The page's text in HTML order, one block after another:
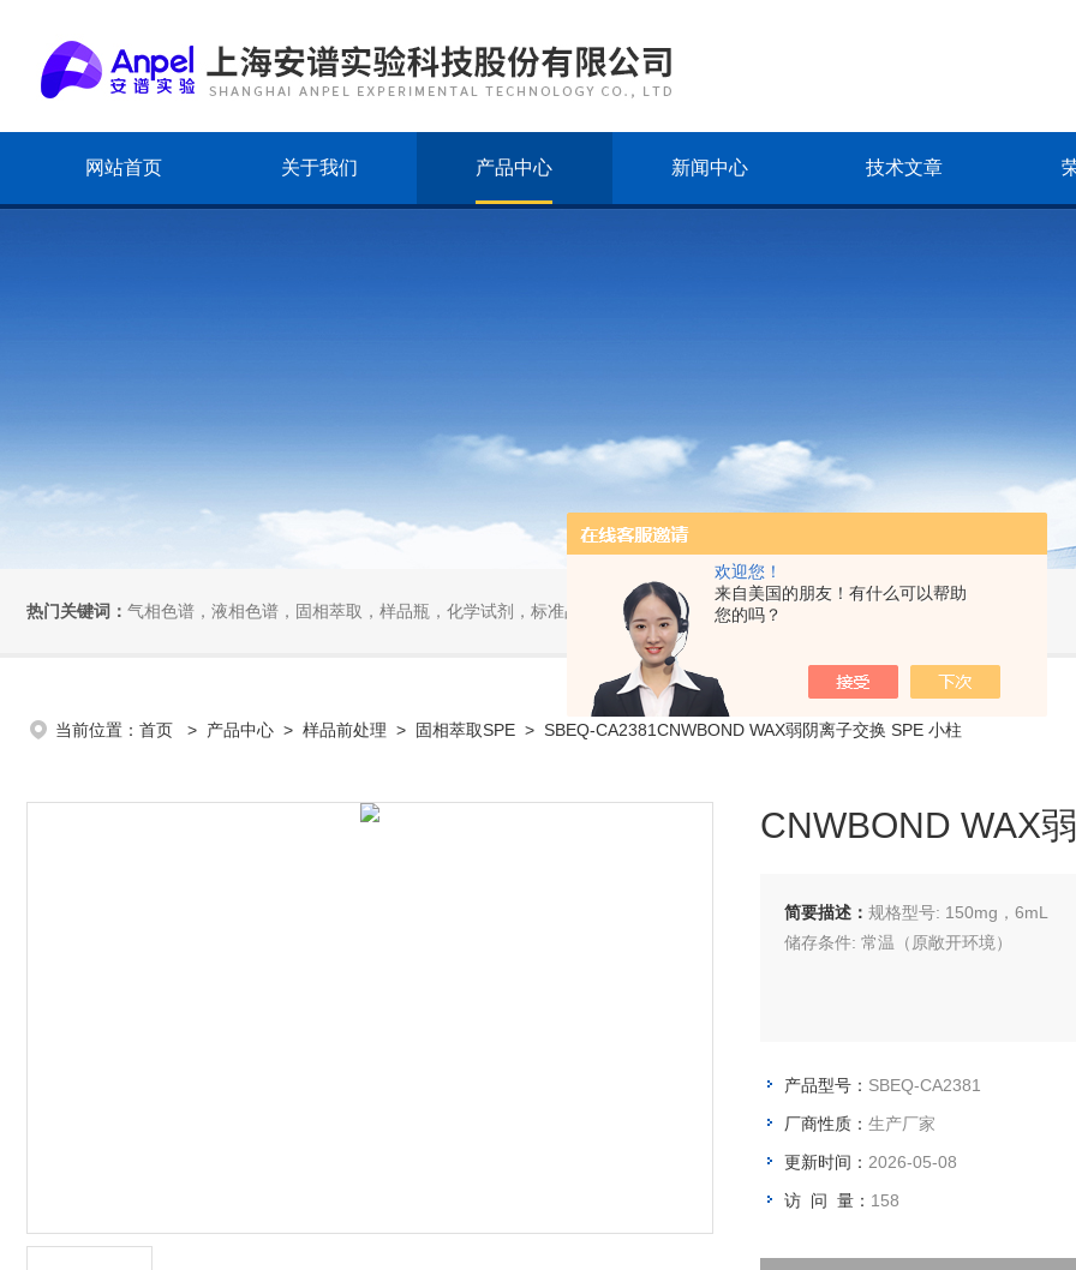
欢迎您！
来自美国的朋友！有什么可以帮助
您的吗？
网站首页 关于我们 产品中心 新闻中心 技术文章
热门关键词： 气相色谱，液相色谱，固相萃取，样品瓶，化学试剂，标准品，小型仪器
当前位置： 首页 > 产品中心 > 样品前处理 > 固相萃取SPE > SBEQ-CA2381CNWBOND WAX弱阴离子交换 SPE 小柱
CNWBOND WAX
简要描述： 规格型号: 150mg，6mL
储存条件: 常温（原敞开环境）
产品型号： SBEQ-CA2381
厂商性质： 生产厂家
更新时间： 2026-05-08
访 问 量： 158